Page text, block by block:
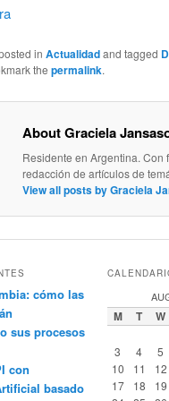
inActualidadand tagged
thepermalink.
About Graciela
Residente en Argentina.
redacción de artículos de
View all posts by Graciela
cómo las
sus procesos
con
basado
M T W
3
4 5
10
11 12
17
18 19